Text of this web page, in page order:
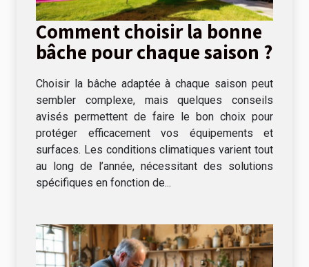
Comment choisir la bonne
bâche pour chaque saison ?
Choisir la bâche adaptée à chaque saison peut
sembler complexe, mais quelques conseils
avisés permettent de faire le bon choix pour
protéger efficacement vos équipements et
surfaces. Les conditions climatiques varient tout
au long de l’année, nécessitant des solutions
spécifiques en fonction de...